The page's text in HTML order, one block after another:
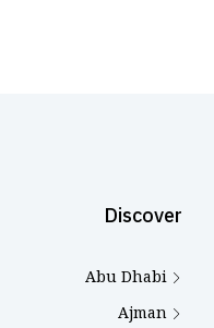
Discover
Abu Dhabi
Ajman